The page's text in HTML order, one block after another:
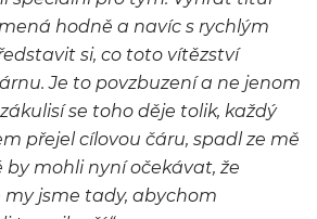
hodně a navíc s rychlým
si, co toto vítězství
Je to povzbuzení a ne jenom
se toho děje tolik, každý
přejel cílovou čáru, spadl ze mě
by mohli nyní očekávat, že
my jsme tady, abychom